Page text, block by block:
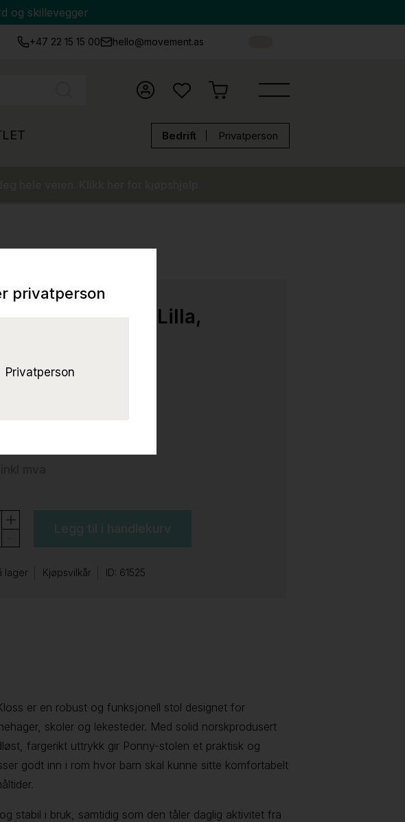
og skillevegger
+47 22 15 15 00 hello@movement.as
Bedrift Privatperson
Ponny stol stor Lilla,
Legg til i handlekurv
lager Kjøpsvilkår ID: 61525
er en robust og funksjonell stol designet for
skoler og lekesteder. Med solid norskprodusert
fargerikt uttrykk gir Ponny-stolen et praktisk og
godt inn i rom hvor barn skal kunne sitte komfortabelt
stabil i bruk, samtidig som den tåler daglig aktivitet fra
privatperson
Privatperson